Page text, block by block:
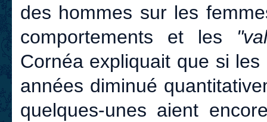
des hommes sur les
comportements et les
Cornéa expliquait que si
années diminué
quelques-unes aient